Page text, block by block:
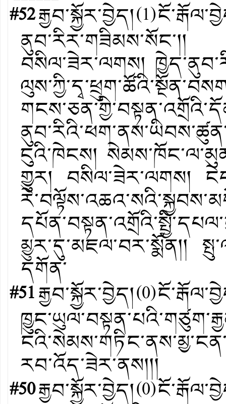
#52རྒྱབ་སྐྱོར་བྱེད།(1)
ནུབ་རིར་གཟིམས་སོང་།།
བསིལ་ཟེར་ལགས།
ངུའི་ཁེངས།
གྱུར། བསིལ་ཟེར་ལགས།
མྱུར་དུ་མཇལ་བར་སྨོན།།
དགོན་
#51རྒྱབ་སྐྱོར་བྱེད།(0)
རབ་འོད་ཟེར་ནས།།།
#50རྒྱབ་སྐྱོར་བྱེད།(0)